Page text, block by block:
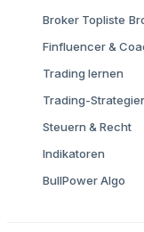
Broker Topliste
Finfluencer &
Trading lernen
Trading-
Steuern & Recht
Indikatoren
BullPower Algo